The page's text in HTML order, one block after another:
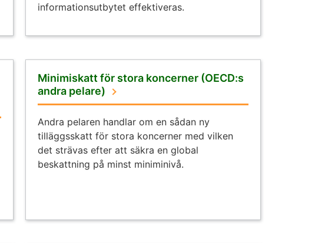
informationsutbytet effektiveras.
Minimiskatt för stora koncerner (OECD:s
andra pelare)
Andra pelaren handlar om en sådan ny
tilläggsskatt för stora koncerner med vilken
det strävas efter att säkra en global
beskattning på minst miniminivå.